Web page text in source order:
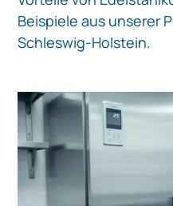
Beispiele aus unserer
Schleswig-Holstein.